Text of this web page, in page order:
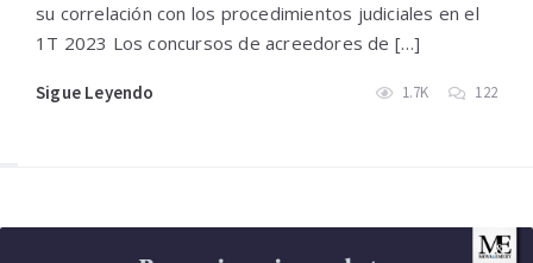
su correlación con los procedimientos judiciales en el
1T 2023 Los concursos de acreedores de […]
Sigue Leyendo 1.7K 122